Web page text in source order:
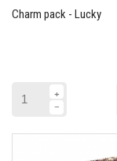
Charm pack - Lucky